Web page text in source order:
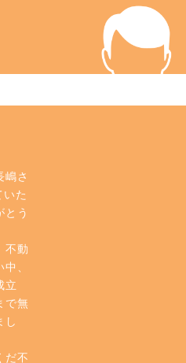
嶋さ
いた
とう
不動
、
立
で無
し
だ不